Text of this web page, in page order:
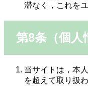
滞なく，これを
第8条（個人
当サイトは，本
を超えて取り扱